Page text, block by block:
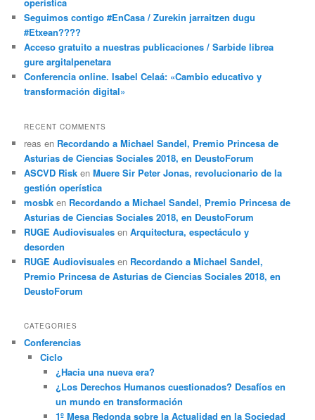
Seguimos contigo #EnCasa / Zurekin jarraitzen dugu
#Etxean????
Acceso gratuito a nuestras publicaciones / Sarbide librea
gure argitalpenetara
Conferencia online. Isabel Celaá: «Cambio educativo y
transformación digital»
RECENT COMMENTS
reas en Recordando a Michael Sandel, Premio Princesa de
Asturias de Ciencias Sociales 2018, en DeustoForum
ASCVD Risk enMuere Sir Peter Jonas, revolucionario de la
gestión operística
mosbk en Recordando a Michael Sandel, Premio Princesa de
Asturias de Ciencias Sociales 2018, en DeustoForum
RUGE Audiovisuales enArquitectura, espectáculo y
desorden
RUGE Audiovisuales en Recordando a Michael Sandel,
Premio Princesa de Asturias de Ciencias Sociales 2018, en
DeustoForum
CATEGORIES
Conferencias
Ciclo
¿Hacia una nueva era?
¿Los Derechos Humanos cuestionados? Desafíos en
un mundo en transformación
1º Mesa Redonda sobre la Actualidad en la Sociedad